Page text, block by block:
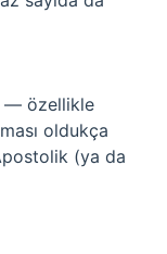
— özellikle
oldukça
(ya da